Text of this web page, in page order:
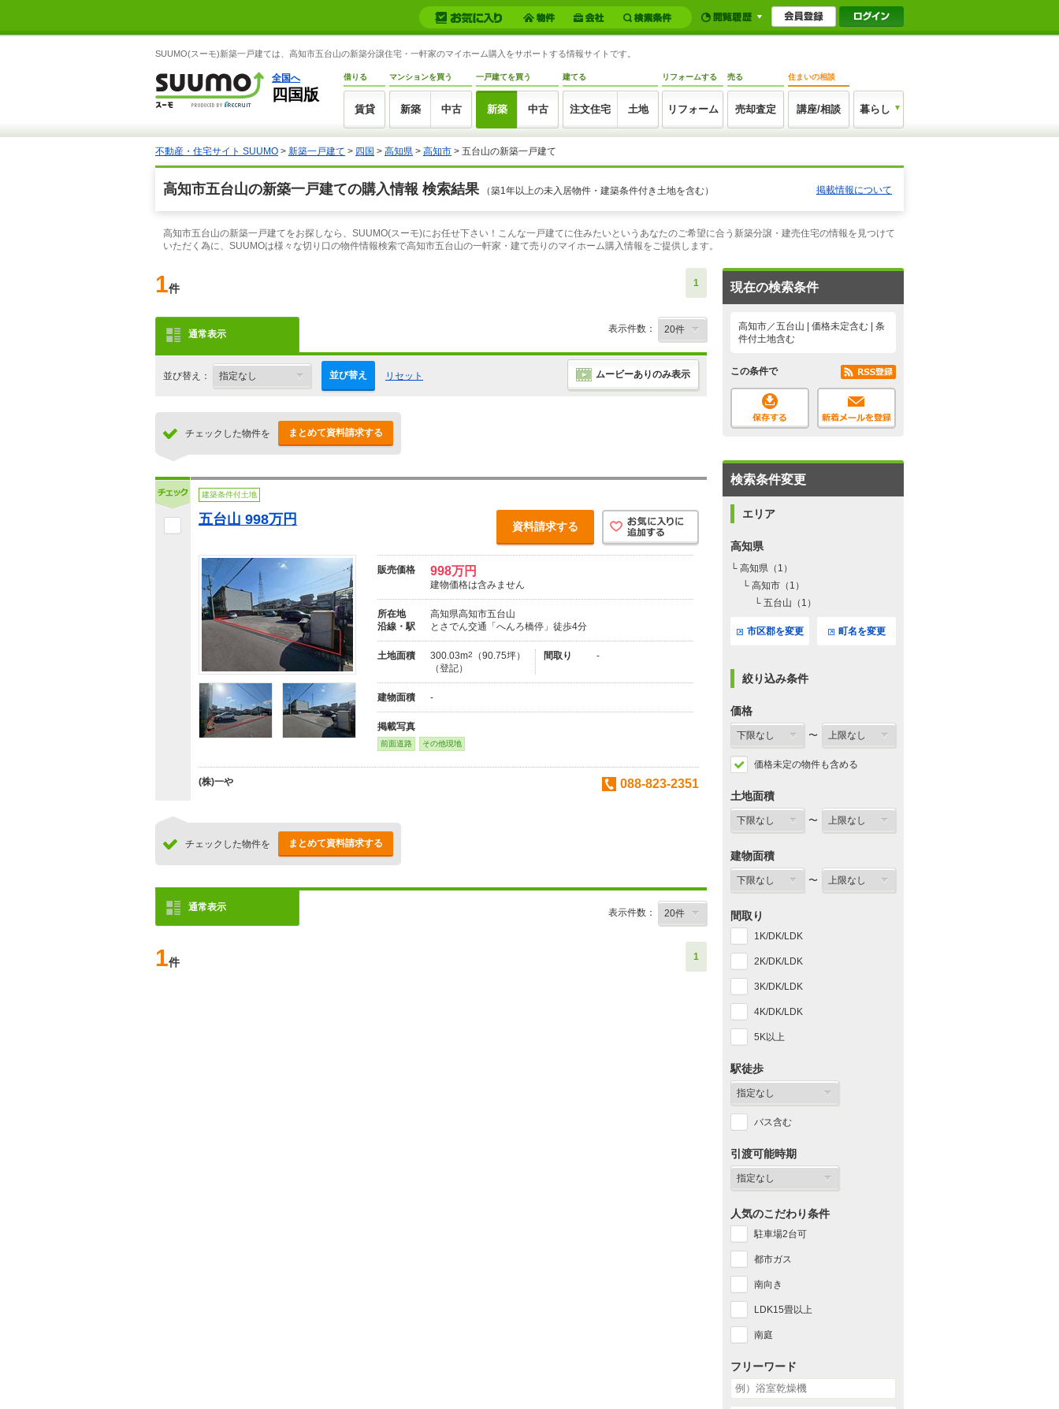
SUUMO(スーモ)新築一戸建ては、高知市五台山の新築分譲住宅・一軒家のマイホーム購入をサポートする情報サイトです。
全国へ
四国版
借りる
賃貸
マンションを買う
新築 中古
一戸建てを買う
新築 中古
建てる
注文住宅 土地
リフォームする
リフォーム
売る
売却査定
住まいの相談
講座/相談 暮らし
不動産・住宅サイト SUUMO > 新築一戸建て > 四国 > 高知県 > 高知市 > 五台山の新築一戸建て
高知市五台山の新築一戸建ての購入情報 検索結果 （築1年以上の未入居物件・建築条件付き土地を含む） 掲載情報について
高知市五台山の新築一戸建てをお探しなら、SUUMO(スーモ)にお任せ下さい！こんな一戸建てに住みたいというあなたのご希望に合う新築分譲・建売住宅の情報を見つけて
いただく為に、SUUMOは様々な切り口の物件情報検索で高知市五台山の一軒家・建て売りのマイホーム購入情報をご提供します。
1件 1
通常表示 表示件数：
並び替え： 並び替え リセット ムービーありのみ表示
チェックした物件を まとめて資料請求する
建築条件付土地
五台山 998万円 資料請求する
販売価格 998万円
建物価格は含みません
所在地
高知県高知市五台山
沿線・駅
とさでん交通「へんろ橋停」徒歩4分
土地面積 300.03m2
（90.75坪）
（登記）
間取り -
建物面積 -
掲載写真
前面道路 その他現地
(株)一や 088-823-2351
チェックした物件を まとめて資料請求する
通常表示 表示件数：
1件 1
現在の検索条件
高知市／五台山 | 価格未定含む | 条
件付土地含む
この条件で
検索条件変更
エリア
高知県
└ 高知県（1）
└ 高知市（1）
└ 五台山（1）
市区郡を変更 町名を変更
絞り込み条件
価格
〜
価格未定の物件も含める
土地面積
〜
建物面積
〜
間取り
1K/DK/LDK
2K/DK/LDK
3K/DK/LDK
4K/DK/LDK
5K以上
駅徒歩
バス含む
引渡可能時期
人気のこだわり条件
駐車場2台可
都市ガス
南向き
LDK15畳以上
南庭
フリーワード